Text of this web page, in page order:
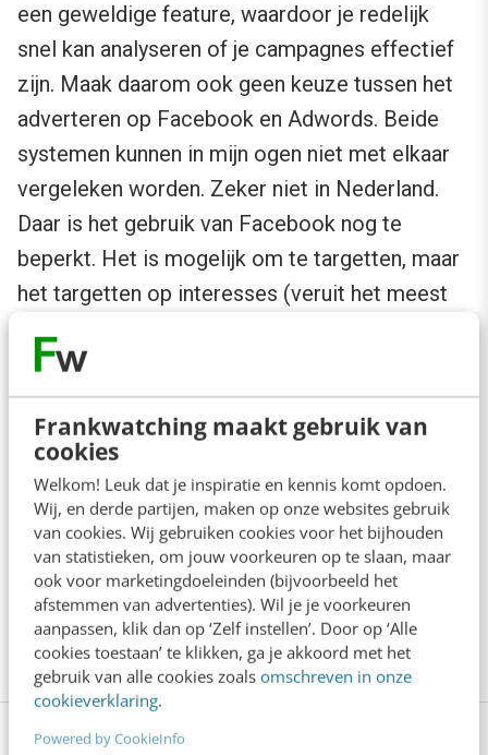
Frankwatching maakt gebruik van
cookies
Welkom! Leuk dat je inspiratie en kennis komt opdoen.
Wij, en derde partijen, maken op onze websites gebruik
van cookies. Wij gebruiken cookies voor het bijhouden
van statistieken, om jouw voorkeuren op te slaan, maar
ook voor marketingdoeleinden (bijvoorbeeld het
afstemmen van advertenties). Wil je je voorkeuren
aanpassen, klik dan op ‘Zelf instellen’. Door op ‘Alle
cookies toestaan’ te klikken, ga je akkoord met het
gebruik van alle cookies zoals omschreven in onze
cookieverklaring.
Powered by CookieInfo
een geweldige feature, waardoor je redelijk
snel kan analyseren of je campagnes effectief
zijn. Maak daarom ook geen keuze tussen het
adverteren op Facebook en Adwords. Beide
systemen kunnen in mijn ogen niet met elkaar
vergeleken worden. Zeker niet in Nederland.
Daar is het gebruik van Facebook nog te
beperkt. Het is mogelijk om te targetten, maar
het targetten op interesses (veruit het meest
op interesses vergelijkt Facebook de
interesses (zoekwoorden op profielpagina’s)
van zijn gebruikers met die van de advertentie.
Stel je target op iedereen in Nederland die
geïnteresseerd is in voetbal dan bereik je
slechts een doelgroep van 5.500 personen!
Dit artikel is geschreven door Jaap Jacobs
werkzaam voor Yonego Internet Marketing.